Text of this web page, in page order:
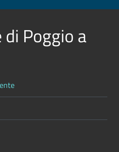
di Poggio a